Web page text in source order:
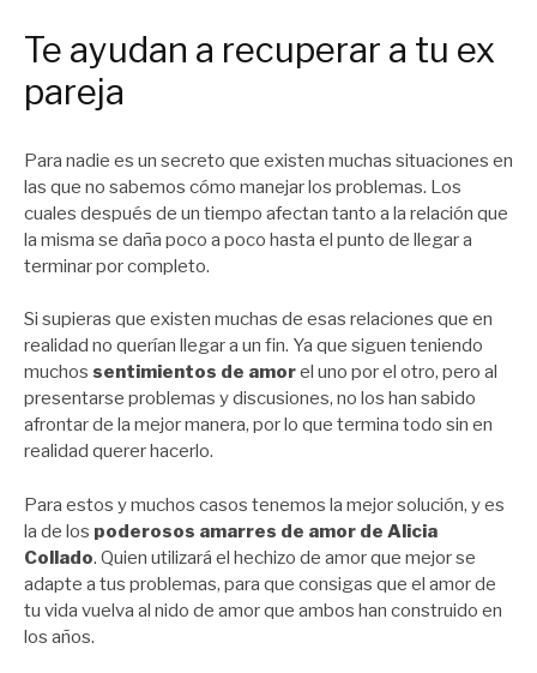
Te ayudan a recuperar a tu ex
pareja
Para nadie es un secreto que existen muchas situaciones en
las que no sabemos cómo manejar los problemas. Los
cuales después de un tiempo afectan tanto a la relación que
la misma se daña poco a poco hasta el punto de llegar a
terminar por completo.
Si supieras que existen muchas de esas relaciones que en
realidad no querían llegar a un fin. Ya que siguen teniendo
muchos sentimientos de amorel uno por el otro, pero al
presentarse problemas y discusiones, no los han sabido
afrontar de la mejor manera, por lo que termina todo sin en
realidad querer hacerlo.
Para estos y muchos casos tenemos la mejor solución, y es
la de los poderosos amarres de amor de Alicia
Collado. Quien utilizará el hechizo de amor que mejor se
adapte a tus problemas, para que consigas que el amor de
tu vida vuelva al nido de amor que ambos han construido en
los años.